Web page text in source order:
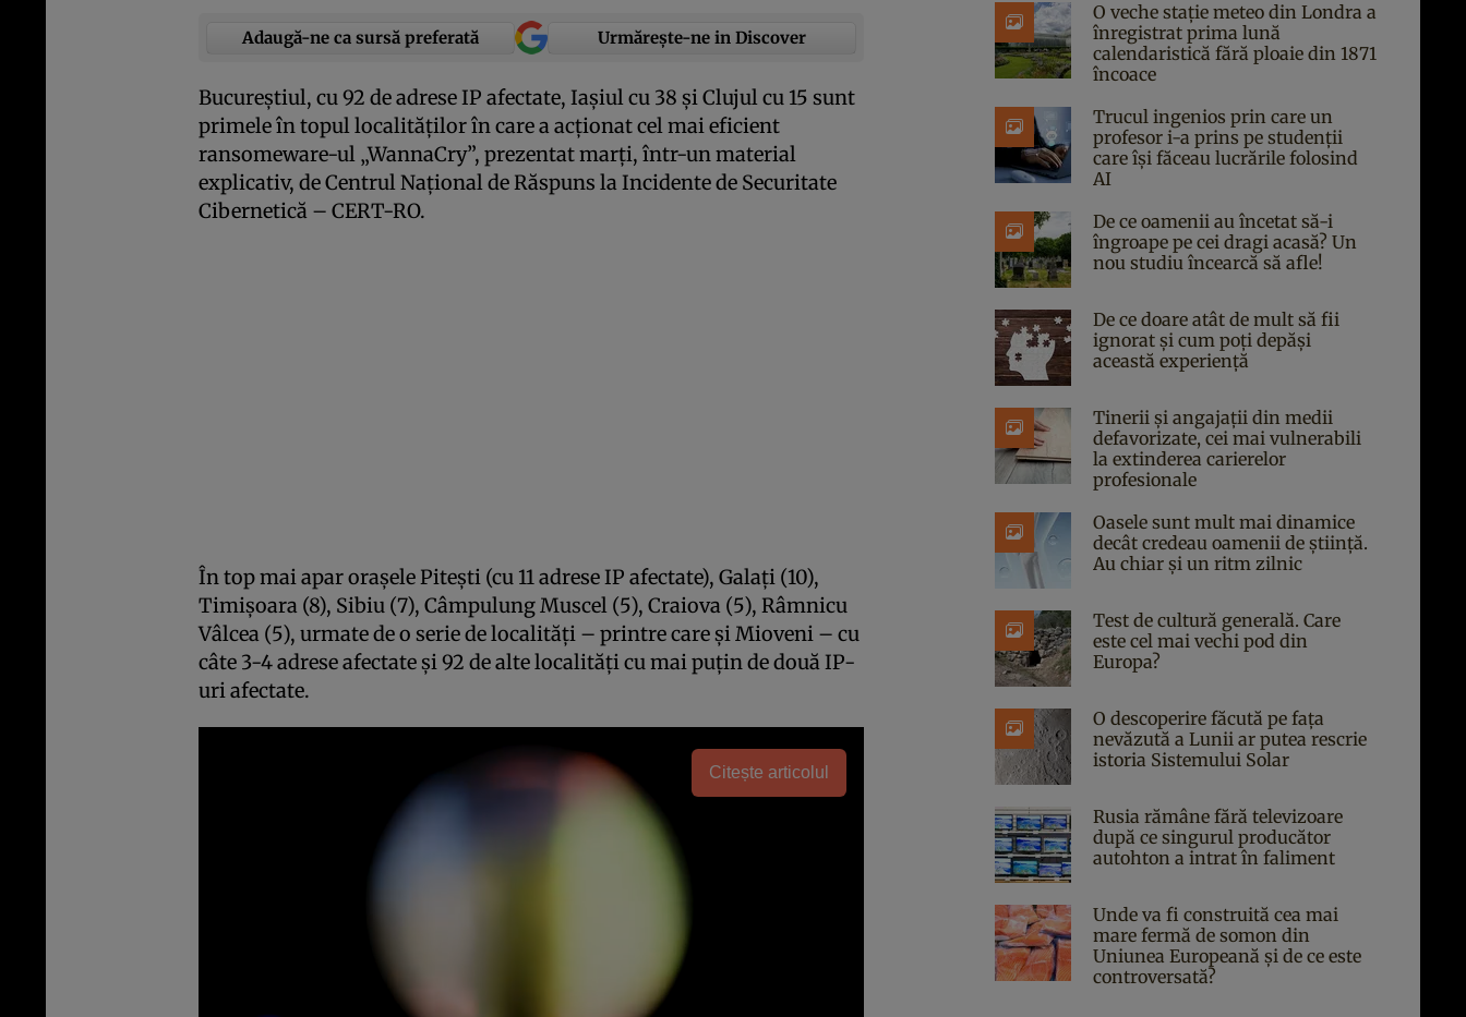
Adaugă-ne ca sursă preferată Urmărește-ne in Discover
Bucureştiul, cu 92 de adrese IP afectate, Iaşiul cu 38 şi Clujul cu 15 sunt
primele în topul localităţilor în care a acţionat cel mai eficient
ransomeware-ul „WannaCry”, prezentat marţi, într-un material
explicativ, de Centrul Naţional de Răspuns la Incidente de Securitate
Cibernetică – CERT-RO.
În top mai apar oraşele Piteşti (cu 11 adrese IP afectate), Galaţi (10),
Timişoara (8), Sibiu (7), Câmpulung Muscel (5), Craiova (5), Râmnicu
Vâlcea (5), urmate de o serie de localităţi – printre care şi Mioveni – cu
câte 3-4 adrese afectate şi 92 de alte localităţi cu mai puţin de două IP-
uri afectate.
Citește articolul
O veche stație meteo din Londra a
înregistrat prima lună
calendaristică fără ploaie din 1871
încoace
Trucul ingenios prin care un
profesor i-a prins pe studenții
care își făceau lucrările folosind
AI
De ce oamenii au încetat să-i
îngroape pe cei dragi acasă? Un
nou studiu încearcă să afle!
De ce doare atât de mult să fii
ignorat și cum poți depăși
această experiență
Tinerii și angajații din medii
defavorizate, cei mai vulnerabili
la extinderea carierelor
profesionale
Oasele sunt mult mai dinamice
decât credeau oamenii de știință.
Au chiar și un ritm zilnic
Test de cultură generală. Care
este cel mai vechi pod din
Europa?
O descoperire făcută pe fața
nevăzută a Lunii ar putea rescrie
istoria Sistemului Solar
Rusia rămâne fără televizoare
după ce singurul producător
autohton a intrat în faliment
Unde va fi construită cea mai
mare fermă de somon din
Uniunea Europeană și de ce este
controversată?